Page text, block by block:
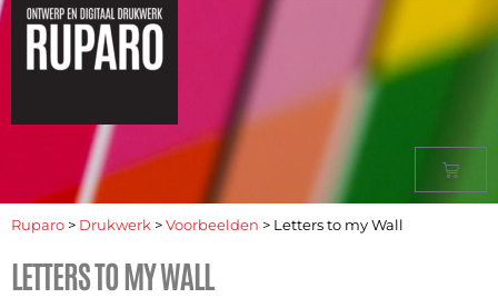
Ruparo > Drukwerk > Voorbeelden > Letters to my Wall
LETTERS TO MY WALL